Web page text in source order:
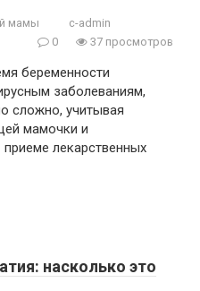
мамы
c-admin
0
37 просмотров
беременности
заболеваниям,
сложно, учитывая
мамочки и
лекарственных
насколько это